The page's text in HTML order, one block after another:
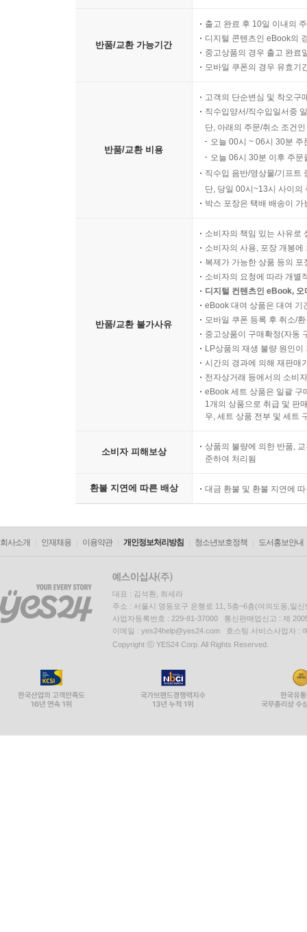
반품/교환 가능기간
출고 완료 후 10일 이내의
디지털 콘텐츠인 eBook의
중고상품의 경우 출고 완료
모바일 쿠폰의 경우 유효기
반품/교환 비용
고객의 단순변심 및 착오구
직수입양서/직수입일서중
단, 아래의 주문/취소 조건
오늘 00시 ~ 06시 30분
오늘 06시 30분 이후 주
직수입 음반/영상물/기프트
단, 당일 00시~13시 사이의
박스 포장은 택배 배송이
반품/교환 불가사유
소비자의 책임 있는 사유로
소비자의 사용, 포장 개봉
복제가 가능한 상품 등의
소비자의 요청에 따라 개별
디지털 컨텐츠인 eBook,
eBook 대여 상품은 대여 기
모바일 쿠폰 등록 후 취소/
중고상품이 구매확정(자동
LP상품의 재생 불량 원인
시간의 경과에 의해 재판매
전자상거래 등에서의 소비
eBook 세트 상품은 일괄 구
1개의 상품으로 취급 및 판
우, 세트 상품 전부 및 세트
소비자 피해보상
상품의 불량에 의한 반품,
준하여 처리됨
환불 지연에 따른 배상 대금 환불 및 환불 지연에
회사소개 인재채용 이용약관 개인정보처리방침 청소년보호정책 도서홍보안내
대표 : 김석환, 최세라
주소 : 서울시 영등포구 은행로 11, 5층~6층(여의도동,일신
사업자등록번호 : 229-81-37000 통신판매업신고 : 제
이메일 : yes24help@yes24.com 호스팅 서비스사업자 :
Copyright ⓒ YES24 Corp. All Rights Reserved.